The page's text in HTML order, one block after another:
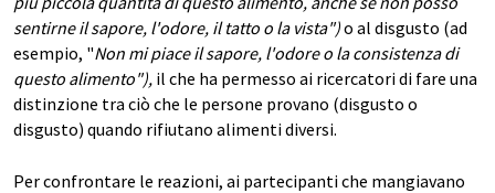
sentirne il sapore, l'odore, il tatto o la vista")o al disgusto (ad
esempio, "Non mi piace il sapore, l'odore o la consistenza di
questo alimento"), il che ha permesso ai ricercatori di fare una
distinzione tra ciò che le persone provano (disgusto o
disgusto) quando rifiutano alimenti diversi.
Per confrontare le reazioni, ai partecipanti che mangiavano